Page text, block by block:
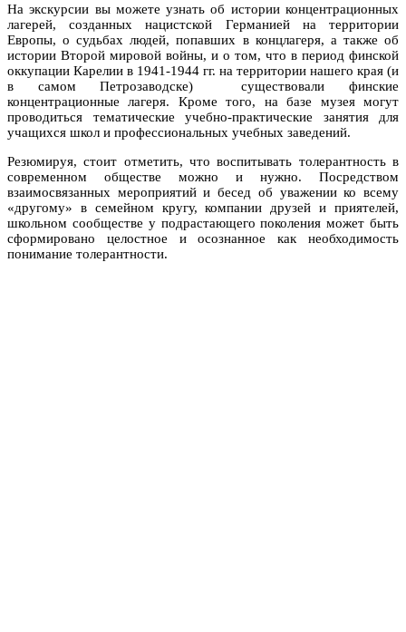
На экскурсии вы можете узнать об истории концентрационных
лагерей, созданных нацистской Германией на территории
Европы, о судьбах людей, попавших в концлагеря, а также об
истории Второй мировой войны, и о том, что в период финской
оккупации Карелии в 1941-1944 гг. на территории нашего края (и
в самом Петрозаводске) существовали финские
концентрационные лагеря. Кроме того, на базе музея могут
проводиться тематические учебно-практические занятия для
учащихся школ и профессиональных учебных заведений.
Резюмируя, стоит отметить, что воспитывать толерантность в
современном обществе можно и нужно. Посредством
взаимосвязанных мероприятий и бесед об уважении ко всему
«другому» в семейном кругу, компании друзей и приятелей,
школьном сообществе у подрастающего поколения может быть
сформировано целостное и осознанное как необходимость
понимание толерантности.